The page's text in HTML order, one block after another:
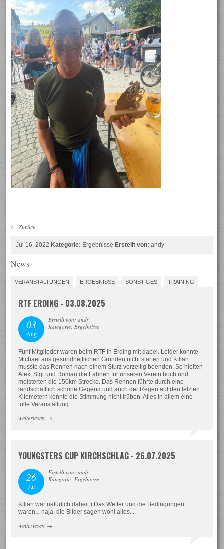
← Zurück
Jul 16, 2022Kategorie: ErgebnisseErstellt von: andy
News
VERANSTALTUNGEN ERGEBNISSE SONSTIGES TRAINING
RTF ERDING - 03.08.2025
03
Aug
Erstellt von: andy
Kategorie: Ergebnisse
Fünf Mitglieder waren beim RTF in Erding mit dabei. Leider konnte
Michael aus gesundheitlichen Gründen nicht starten und Kilian
musste das Rennen nach einem Sturz vorzeitig beenden. So hielten
Alex, Sigi und Roman die Fahnen für unseren Verein hoch und
meisterten die 150km Strecke. Das Rennen führte durch eine
landschaftlich schöne Gegend und auch der Regen auf den letzten
Kilometern konnte die Stimmung nicht trüben. Alles in allem eine
tolle Veranstaltung.
weiterlesen →
YOUNGSTERS CUP KIRCHSCHLAG - 26.07.2025
26
Jul
Erstellt von: andy
Kategorie: Ergebnisse
Kilian war natürlich dabei :) Das Wetter und die Bedingungen
waren... naja, die Bilder sagen wohl alles...
weiterlesen →